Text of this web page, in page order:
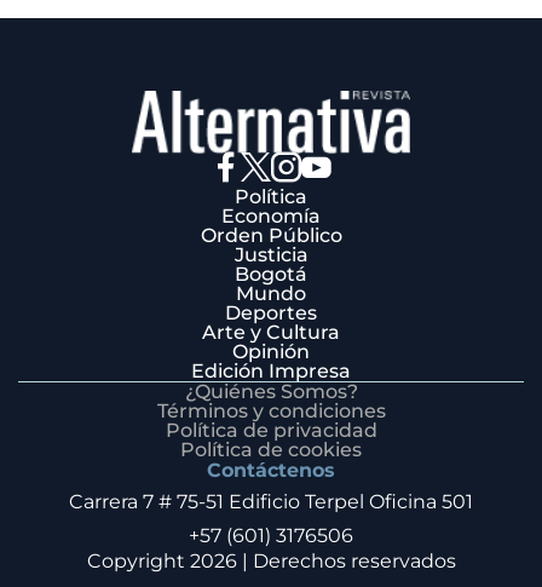
Política
Economía
Orden Público
Justicia
Bogotá
Mundo
Deportes
Arte y Cultura
Opinión
Edición Impresa
¿Quiénes Somos?
Términos y condiciones
Política de privacidad
Política de cookies
Contáctenos
Carrera 7 # 75-51 Edificio Terpel Oficina 501
+57 (601) 3176506
Copyright 2026 | Derechos reservados